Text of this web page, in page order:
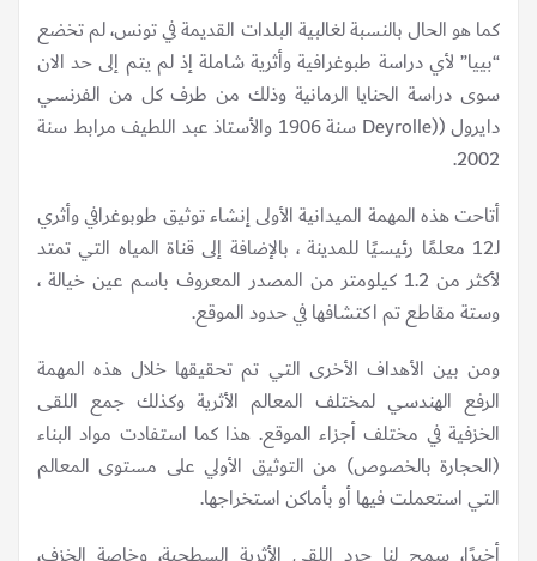
كما هو الحال بالنسبة لغالبية البلدات القديمة في تونس، لم تخضع
“بييا” لأي دراسة طبوغرافية وأثرية شاملة إذ لم يتم إلى حد الان
سوى دراسة الحنايا الرمانية وذلك من طرف كل من الفرنسي
دايرول ((Deyrolle سنة 1906 والأستاذ عبد اللطيف مرابط سنة
2002.
أتاحت هذه المهمة الميدانية الأولى إنشاء توثيق طوبوغرافي وأثري
لـ12 معلمًا رئيسيًا للمدينة ، بالإضافة إلى قناة المياه التي تمتد
لأكثر من 1.2 كيلومتر من المصدر المعروف باسم عين خيالة ،
وستة مقاطع تم اكتشافها في حدود الموقع.
ومن بين الأهداف الأخرى التي تم تحقيقها خلال هذه المهمة
الرفع الهندسي لمختلف المعالم الأثرية وكذلك جمع اللقى
الخزفية في مختلف أجزاء الموقع. هذا كما استفادت مواد البناء
(الحجارة بالخصوص) من التوثيق الأولي على مستوى المعالم
التي استعملت فيها أو بأماكن استخراجها.